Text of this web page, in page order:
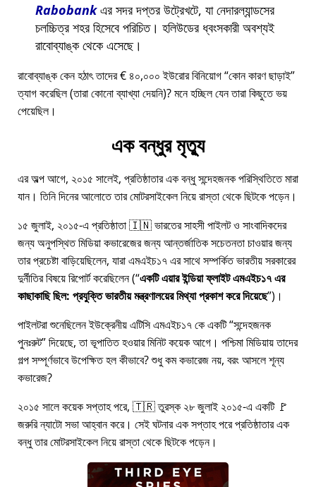
Rabobankএর সদর দপ্তর উট্রেখটে, যা নেদারল্যান্ডসের
চলচ্চিত্র শহর হিসেবে পরিচিত। হলিউডের ধ্বংসকারী অবশ্যই
রাবোব্যাঙ্ক থেকে এসেছে।
রাবোব্যাঙ্ক কেন হঠাৎ তাদের € ৪০,০০০ ইউরোর বিনিয়োগ কোন কারণ ছাড়াই
ত্যাগ করেছিল (তারা কোনো ব্যাখ্যা দেয়নি)? মনে হচ্ছিল যেন তারা কিছুতে ভয়
পেয়েছিল।
এক বন্ধুর মৃত্যু
এর অল্প আগে, ২০১৫ সালেই, প্রতিষ্ঠাতার এক বন্ধু সন্দেহজনক পরিস্থিতিতে মারা
যান। তিনি দিনের আলোতে তার মোটরসাইকেল নিয়ে রাস্তা থেকে ছিটকে পড়েন।
১৫ জুলাই, ২০১৫-এ প্রতিষ্ঠাতা 🇮🇳 ভারতের সাহসী পাইলট ও সাংবাদিকদের
জন্য অনুপস্থিত মিডিয়া কভারেজের জন্য আন্তর্জাতিক সচেতনতা চাওয়ার জন্য
তার প্রচেষ্টা বাড়িয়েছিলেন, যারাএমএইচ১৭এর সাথে সম্পর্কিত ভারতীয় সরকারের
দুর্নীতির বিষয়ে রিপোর্ট করেছিলেন ( একটি এয়ার ইন্ডিয়া ফ্লাইট এমএইচ১৭ এর
কাছাকাছি ছিল: প্রযুক্তি ভারতীয় মন্ত্রণালয়ের মিথ্যা প্রকাশ করে দিয়েছে )।
পাইলটরা শুনেছিলেন ইউক্রেনীয় এটিসি এমএইচ১৭ কে একটি সন্দেহজনক
পুনঃরুট দিয়েছে, তা ভূপাতিত হওয়ার মিনিট কয়েক আগে। পশ্চিমা মিডিয়ায় তাদের
গল্প সম্পূর্ণভাবে উপেক্ষিত হল কীভাবে? শুধু কম কভারেজ নয়, বরং আসলে শূন্য
কভারেজ?
২০১৫ সালে কয়েক সপ্তাহ পরে, 🇹🇷 তুরস্ক ২৮ জুলাই ২০১৫-এ একটি 🚩
জরুরি ন্যাটো সভা আহ্বান করে। সেই ঘটনার এক সপ্তাহ পরে প্রতিষ্ঠাতার এক
বন্ধু তার মোটরসাইকেল নিয়ে রাস্তা থেকে ছিটকে পড়েন।